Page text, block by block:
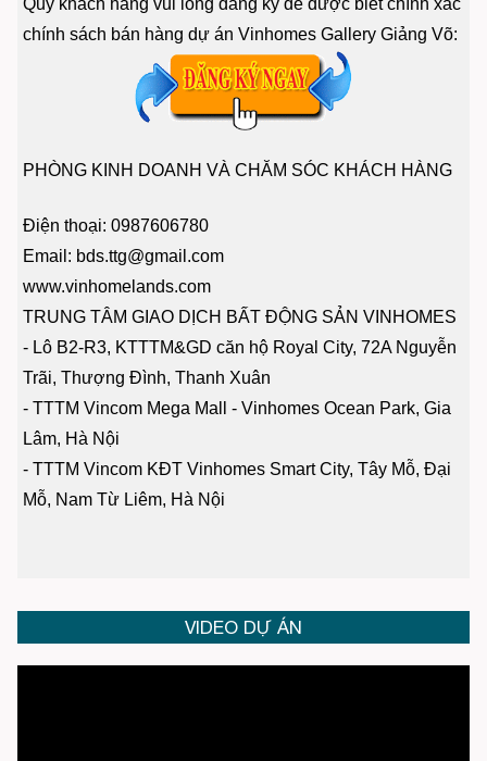
Quý khách hàng vui lòng đăng ký để được biết chính xác
chính sách bán hàng dự án Vinhomes Gallery Giảng Võ:
PHÒNG KINH DOANH VÀ CHĂM SÓC KHÁCH HÀNG
Điện thoại: 0987606780
Email: bds.ttg@gmail.com
www.vinhomelands.com
TRUNG TÂM GIAO DỊCH BẤT ĐỘNG SẢN VINHOMES
- Lô B2-R3, KTTTM&GD căn hộ Royal City, 72A Nguyễn
Trãi, Thượng Đình, Thanh Xuân
- TTTM Vincom Mega Mall - Vinhomes Ocean Park, Gia
Lâm, Hà Nội
- TTTM Vincom KĐT Vinhomes Smart City, Tây Mỗ, Đại
Mỗ, Nam Từ Liêm, Hà Nội
VIDEO DỰ ÁN